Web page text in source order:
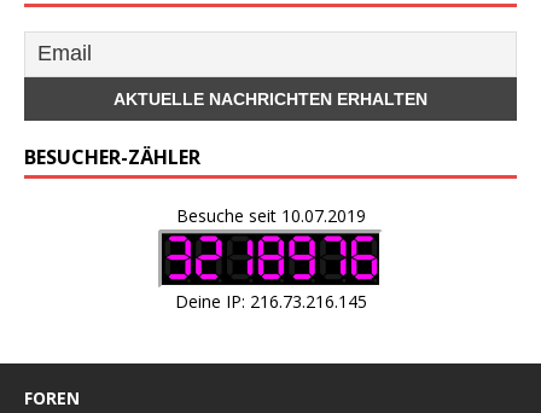
BESUCHER-ZÄHLER
Besuche seit 10.07.2019
Deine IP: 216.73.216.145
FOREN